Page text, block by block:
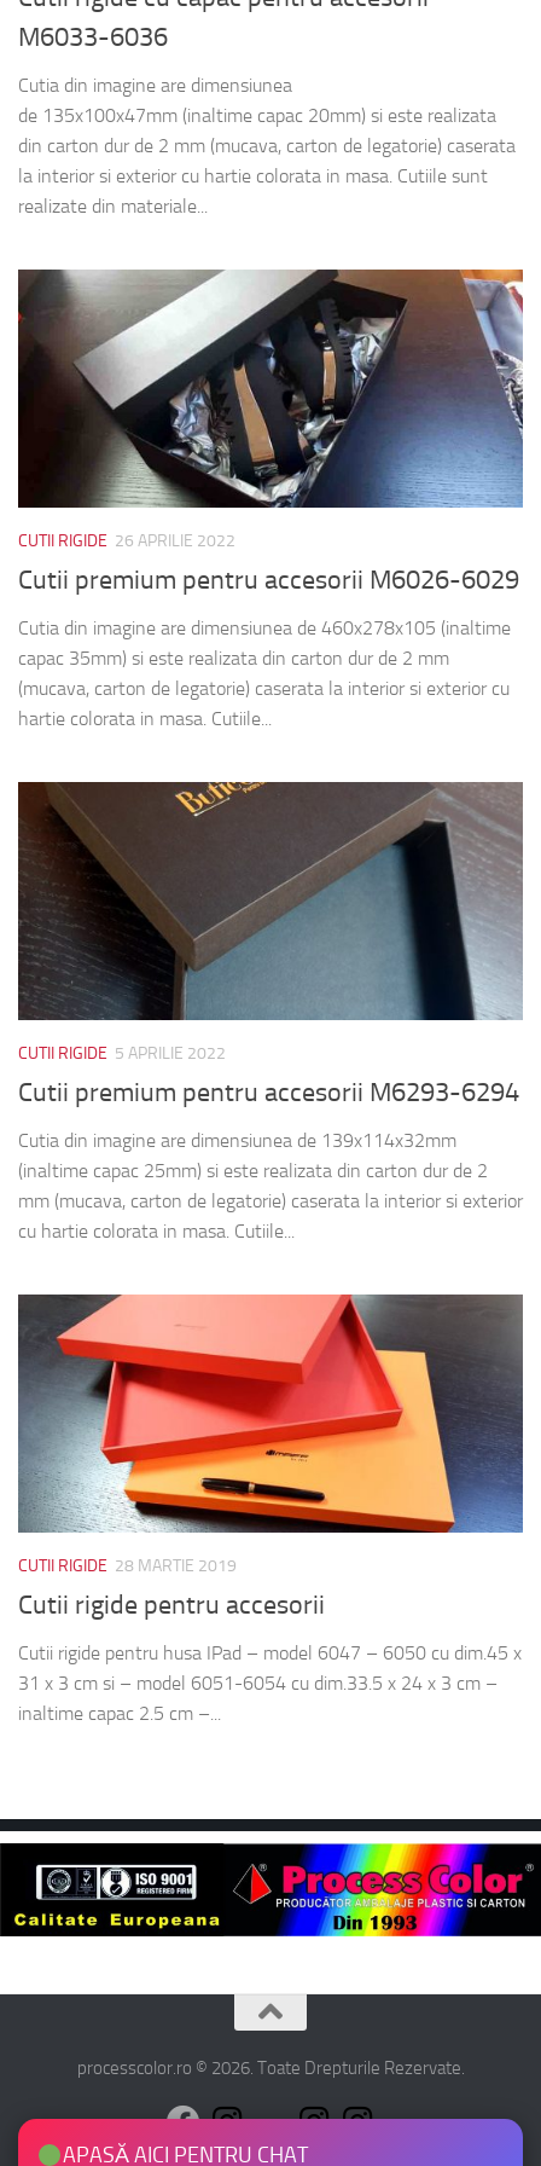
M6033-6036
Cutia din imagine are dimensiunea
de 135x100x47mm (inaltime capac 20mm) si este realizata
din carton dur de 2 mm (mucava, carton de legatorie) caserata
la interior si exterior cu hartie colorata in masa. Cutiile sunt
realizate din materiale...
CUTII RIGIDE 26 APRILIE 2022
Cutii premium pentru accesorii M6026-6029
Cutia din imagine are dimensiunea de 460x278x105 (inaltime
capac 35mm) si este realizata din carton dur de 2 mm
(mucava, carton de legatorie) caserata la interior si exterior cu
hartie colorata in masa. Cutiile...
CUTII RIGIDE 5 APRILIE 2022
Cutii premium pentru accesorii M6293-6294
Cutia din imagine are dimensiunea de 139x114x32mm
(inaltime capac 25mm) si este realizata din carton dur de 2
mm (mucava, carton de legatorie) caserata la interior si exterior
cu hartie colorata in masa. Cutiile...
CUTII RIGIDE 28 MARTIE 2019
Cutii rigide pentru accesorii
Cutii rigide pentru husa IPad – model 6047 – 6050 cu dim.45 x
31 x 3 cm si – model 6051-6054 cu dim.33.5 x 24 x 3 cm –
inaltime capac 2.5 cm –...
processcolor.ro © 2026. Toate Drepturile Rezervate.
APASĂ AICI PENTRU CHAT